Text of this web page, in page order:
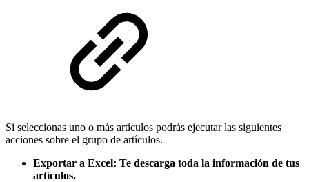
Si seleccionas uno o más artículos podrás ejecutar las siguientes
acciones sobre el grupo de artículos.
Exportar a Excel: Te descarga toda la información de tus
artículos.